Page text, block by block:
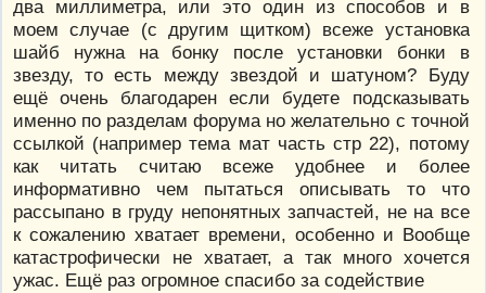
два миллиметра, или это один из способов и в
моем случае (с другим щитком) всеже установка
шайб нужна на бонку после установки бонки в
звезду, то есть между звездой и шатуном? Буду
ещё очень благодарен если будете подсказывать
именно по разделам форума но желательно с точной
ссылкой (например тема мат часть стр 22), потому
как читать считаю всеже удобнее и более
информативно чем пытаться описывать то что
рассыпано в груду непонятных запчастей, не на все
к сожалению хватает времени, особенно и Вообще
катастрофически не хватает, а так много хочется
ужас. Ещё раз огромное спасибо за содействие